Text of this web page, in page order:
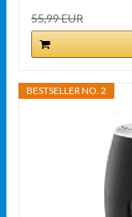
55,99 EUR
BESTSELLER NO. 2